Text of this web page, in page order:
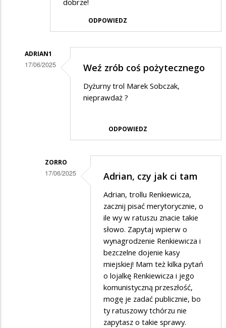
dobrze!
ODPOWIEDZ
ADRIAN1
17/06/2025
odpowiedzi
Może
Weź zrób coś pożytecznego
Dyżurny trol Marek Sobczak,
nieprawdaż ?
ODPOWIEDZ
ZORRO
17/06/2025 Adrian, czy jak ci tam
Adrian, trollu Renkiewicza,
zacznij pisać merytorycznie, o
ile wy w ratuszu znacie takie
słowo. Zapytaj wpierw o
wynagrodzenie Renkiewicza i
bezczelne dojenie kasy
miejskiej! Mam też kilka pytań
o lojalkę Renkiewicza i jego
komunistyczną przeszłość,
mogę je zadać publicznie, bo
ty ratuszowy tchórzu nie
zapytasz o takie sprawy.